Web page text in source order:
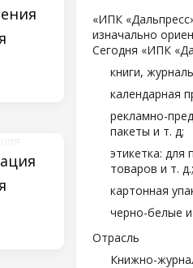
«ИПК
изначально
Сегодня «ИПК
книги,
календарная
рекламно-
пакеты и т. д;
этикетка:
товаров и т. д.;
картонная
черно-белые
Отрасль
Книжно-